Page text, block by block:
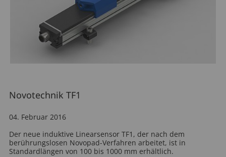
Novotechnik TF1
04. Februar 2016
Der neue induktive Linearsensor TF1, der nach dem
berührungslosen Novopad-Verfahren arbeitet, ist in
Standardlängen von 100 bis 1000 mm erhältlich.